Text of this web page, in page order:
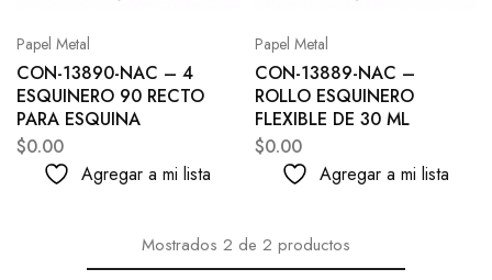
Papel Metal
CON-13890-NAC – 4
ESQUINERO 90 RECTO
PARA ESQUINA
$0.00
Agregar a mi lista
Papel Metal
CON-13889-NAC –
ROLLO ESQUINERO
FLEXIBLE DE 30 ML
$0.00
Agregar a mi lista
Mostrados 2 de 2 productos